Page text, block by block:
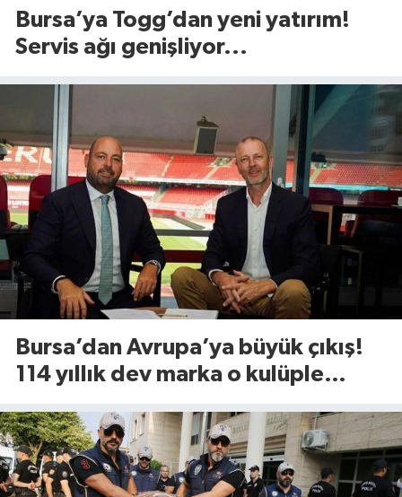
Bursa’ya Togg’dan yeni yatırım!
Servis ağı genişliyor...
Bursa’dan Avrupa’ya büyük çıkış!
114 yıllık dev marka o kulüple